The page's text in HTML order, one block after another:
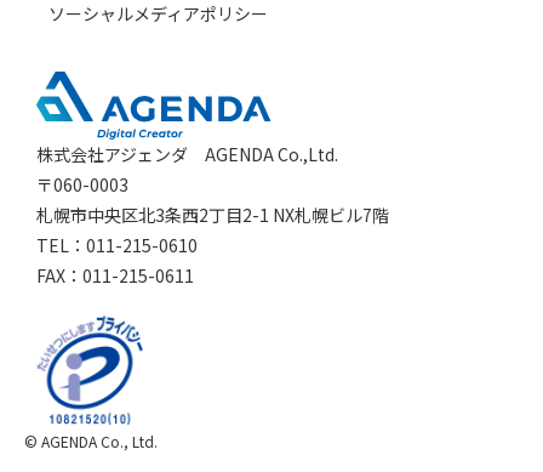
ソーシャルメディアポリシー
株式会社アジェンダ AGENDA Co.,Ltd.
〒060-0003
札幌市中央区北3条西2丁目2-1 NX札幌ビル7階
TEL：011-215-0610
FAX：011-215-0611
© AGENDA Co., Ltd.